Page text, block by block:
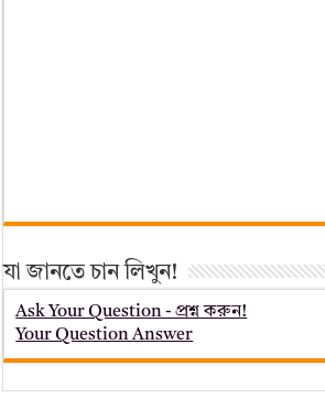
যা জানতে চান লিখুন!
Ask Your Question - প্রশ্ন করুন!
Your Question Answer